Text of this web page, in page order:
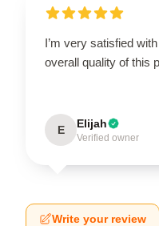
I’m very satisfied
overall quality of this
E Elijah
Verified owner
Write your review